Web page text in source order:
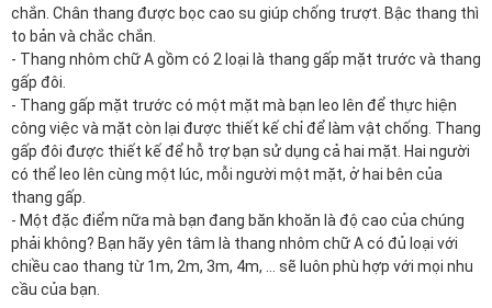
chắn. Chân thang được bọc cao su giúp chống trượt. Bậc thang thì
to bản và chắc chắn.
- Thang nhôm chữ A gồm có 2 loại là thang gấp mặt trước và thang
gấp đôi.
- Thang gấp mặt trước có một mặt mà bạn leo lên để thực hiện
công việc và mặt còn lại được thiết kế chỉ để làm vật chống. Thang
gấp đôi được thiết kế để hỗ trợ bạn sử dụng cả hai mặt. Hai người
có thể leo lên cùng một lúc, mỗi người một mặt, ở hai bên của
thang gấp.
- Một đặc điểm nữa mà bạn đang băn khoăn là độ cao của chúng
phải không? Bạn hãy yên tâm là thang nhôm chữ A có đủ loại với
chiều cao thang từ 1m, 2m, 3m, 4m, … sẽ luôn phù hợp với mọi nhu
cầu của bạn.